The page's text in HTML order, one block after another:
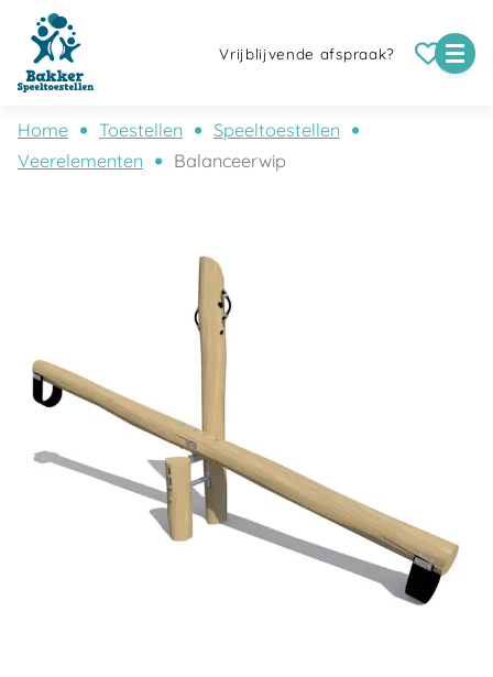
Vrijblijvende afspraak?
Home Toestellen
Speeltoestellen
Veerelementen
Balanceerwip